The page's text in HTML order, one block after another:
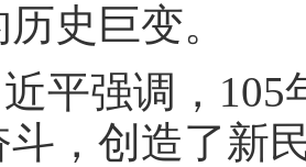
史巨变。
平强调，
斗，创造了新